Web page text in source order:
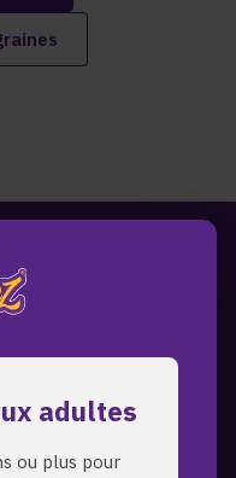
adultes
ou plus pour